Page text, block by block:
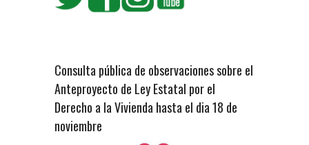
Consulta pública de observaciones sobre el
Anteproyecto de Ley Estatal por el
Derecho a la Vivienda hasta el dia 18 de
noviembre